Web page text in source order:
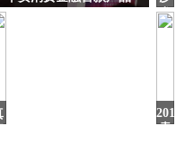
发
不
难
看
2019
卖